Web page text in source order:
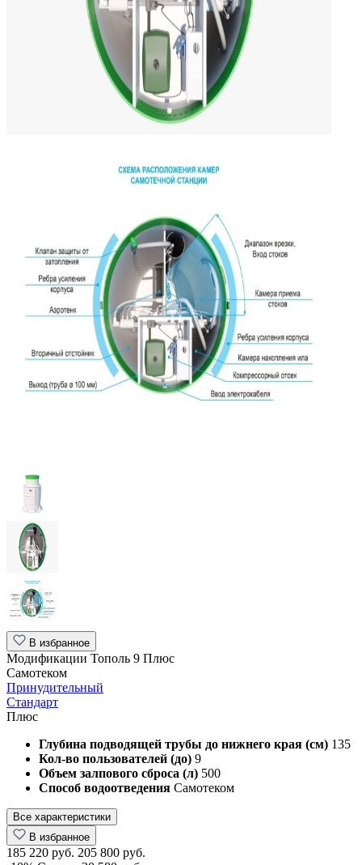
В избранное
Модификации Тополь 9 Плюс
Самотеком
Принудительный
Стандарт
Плюс
Глубина подводящей трубы до нижнего края (см) 135
Кол-во пользователей (до) 9
Объем залпового сброса (л) 500
Способ водоотведения Самотеком
Все характеристики
В избранное
185 220 руб. 205 800 руб.